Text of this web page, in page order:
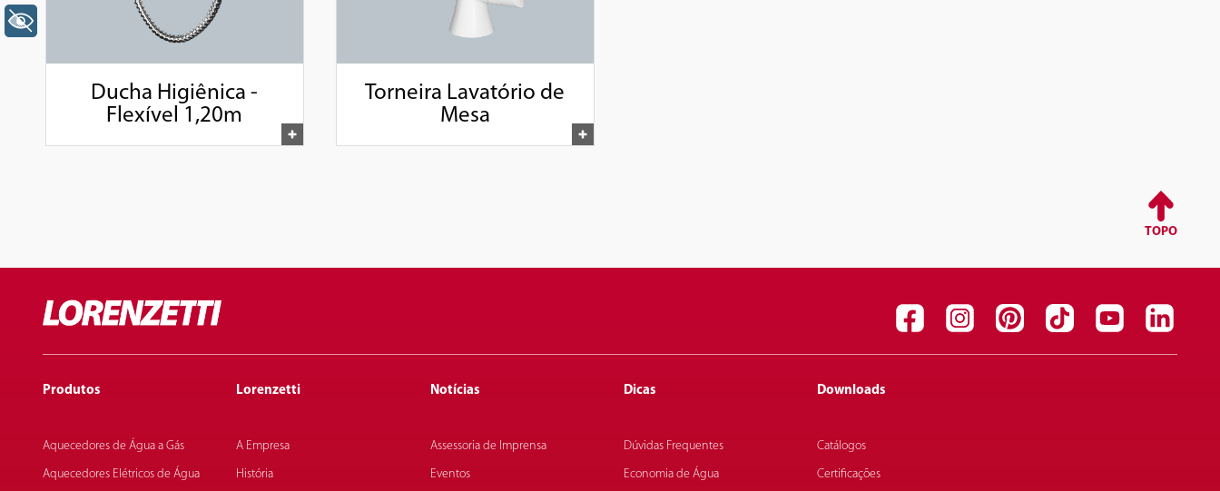
Ducha Higiênica -
Flexível 1,20m
Torneira Lavatório de
Mesa
TOPO
Produtos
Aquecedores de Água a Gás
Aquecedores Elétricos de Água
Lorenzetti
A Empresa
História
Notícias
Assessoria de Imprensa
Eventos
Dicas
Dúvidas Frequentes
Economia de Água
Downloads
Catálogos
Certificações
+ Acessibilidade